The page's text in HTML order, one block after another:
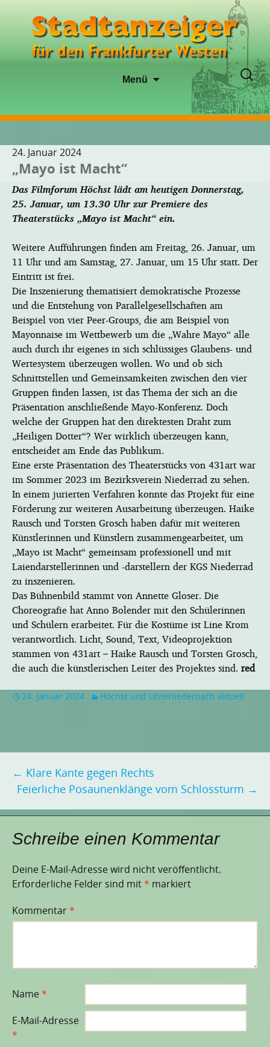
Menü
springen
Suchen
nach:
24. Januar 2024
„Mayo ist Macht“
Das Filmforum Höchst lädt am heutigen Donnerstag,
25. Januar, um 13.30 Uhr zur Premiere des
Theaterstücks „Mayo ist Macht“ ein.
Weitere Aufführungen finden am Freitag, 26. Januar, um
11 Uhr und am Samstag, 27. Januar, um 15 Uhr statt. Der
Eintritt ist frei.
Die Inszenierung thematisiert demokratische Prozesse
und die Entstehung von Parallelgesellschaften am
Beispiel von vier Peer-Groups, die am Beispiel von
Mayonnaise im Wettbewerb um die „Wahre Mayo“ alle
auch durch ihr eigenes in sich schlüssiges Glaubens- und
Wertesystem überzeugen wollen. Wo und ob sich
Schnittstellen und Gemeinsamkeiten zwischen den vier
Gruppen finden lassen, ist das Thema der sich an die
Präsentation anschließende Mayo-Konferenz. Doch
welche der Gruppen hat den direktesten Draht zum
„Heiligen Dotter“? Wer wirklich überzeugen kann,
entscheidet am Ende das Publikum.
Eine erste Präsentation des Theaterstücks von 431art war
im Sommer 2023 im Bezirksverein Niederrad zu sehen.
In einem jurierten Verfahren konnte das Projekt für eine
Förderung zur weiteren Ausarbeitung überzeugen. Haike
Rausch und Torsten Grosch haben dafür mit weiteren
Künstlerinnen und Künstlern zusammengearbeitet, um
„Mayo ist Macht“ gemeinsam professionell und mit
Laiendarstellerinnen und -darstellern der KGS Niederrad
zu inszenieren.
Das Bühnenbild stammt von Annette Gloser. Die
Choreografie hat Anno Bolender mit den Schülerinnen
und Schülern erarbeitet. Für die Kostüme ist Line Krom
verantwortlich. Licht, Sound, Text, Videoprojektion
stammen von 431art – Haike Rausch und Torsten Grosch,
die auch die künstlerischen Leiter des Projektes sind. red
24. Januar 2024 Höchst und Unterliederbach aktuell
Beitragsnavigation
← Klare Kante gegen Rechts
Feierliche Posaunenklänge vom Schlossturm →
Schreibe einen Kommentar
Deine E-Mail-Adresse wird nicht veröffentlicht.
Erforderliche Felder sind mit* markiert
Kommentar*
Name*
E-Mail-Adresse
*